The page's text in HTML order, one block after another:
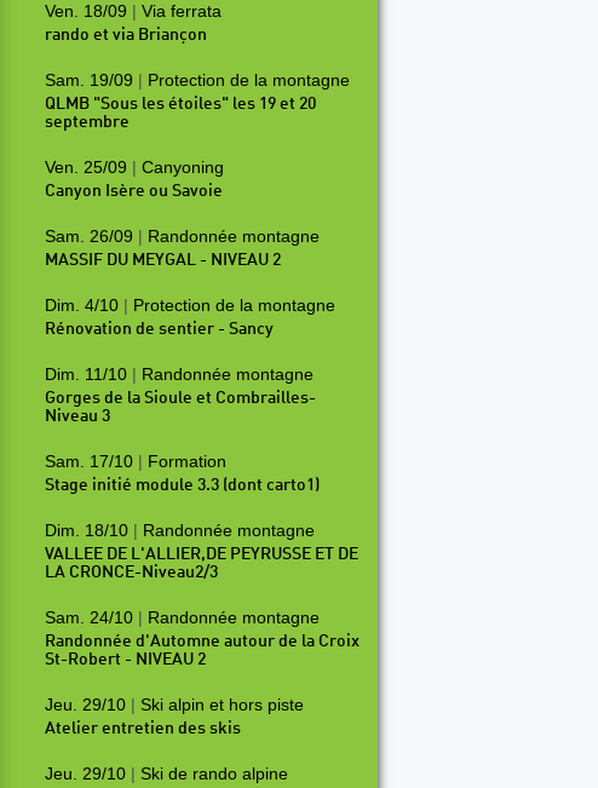
Ven. 18/09 | Via ferrata
rando et via Briançon
Sam. 19/09 | Protection de la montagne
QLMB "Sous les étoiles" les 19 et 20
septembre
Ven. 25/09 | Canyoning
Canyon Isère ou Savoie
Sam. 26/09 | Randonnée montagne
MASSIF DU MEYGAL - NIVEAU 2
Dim. 4/10 | Protection de la montagne
Rénovation de sentier - Sancy
Dim. 11/10 | Randonnée montagne
Gorges de la Sioule et Combrailles-
Niveau 3
Sam. 17/10 | Formation
Stage initié module 3.3 (dont carto1)
Dim. 18/10 | Randonnée montagne
VALLEE DE L'ALLIER,DE PEYRUSSE ET DE
LA CRONCE-Niveau2/3
Sam. 24/10 | Randonnée montagne
Randonnée d'Automne autour de la Croix
St-Robert - NIVEAU 2
Jeu. 29/10 | Ski alpin et hors piste
Atelier entretien des skis
Jeu. 29/10 | Ski de rando alpine